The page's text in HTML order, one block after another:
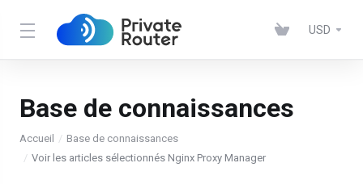
USD
Base de connaissances
Accueil
Base de connaissances
Voir les articles sélectionnés Nginx Proxy Manager